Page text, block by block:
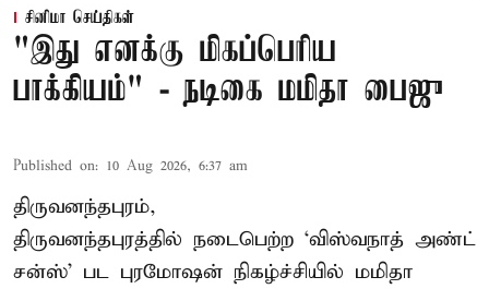
சினிமா செய்திகள்
"இது எனக்கு மிகப்பெரிய
பாக்கியம்" - நடிகை மமிதா பைஜு
Published on: 10 Aug 2026, 6:37 am
திருவனந்தபுரம்,
திருவனந்தபுரத்தில் நடைபெற்ற ‘விஸ்வநாத் அண்ட்
சன்ஸ்’ பட புரமோஷன் நிகழ்ச்சியில் மமிதா